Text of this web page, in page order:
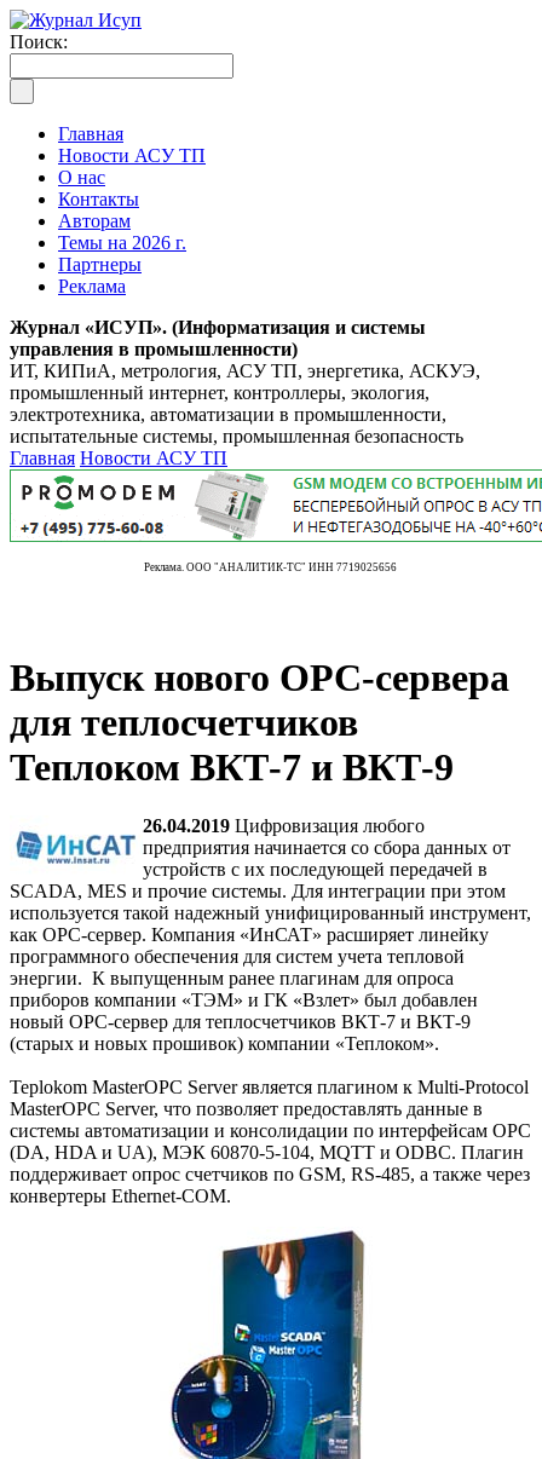
Поиск:
Главная
Новости АСУ ТП
О нас
Контакты
Авторам
Темы на 2026 г.
Партнеры
Реклама
Журнал «ИСУП». (Информатизация и системы
управления в промышленности)
ИТ, КИПиА, метрология, АСУ ТП, энергетика, АСКУЭ,
промышленный интернет, контроллеры, экология,
электротехника, автоматизации в промышленности,
испытательные системы, промышленная безопасность
Главная Новости АСУ ТП
Реклама. ООО "АНАЛИТИК-ТС" ИНН 7719025656
Выпуск нового OPC-сервера
для теплосчетчиков
Теплоком ВКТ-7 и ВКТ-9
26.04.2019 Цифровизация любого
предприятия начинается со сбора данных от
устройств с их последующей передачей в
SCADA, MES и прочие системы. Для интеграции при этом
используется такой надежный унифицированный инструмент,
как OPC-сервер. Компания «ИнСАТ» расширяет линейку
программного обеспечения для систем учета тепловой
энергии. К выпущенным ранее плагинам для опроса
приборов компании «ТЭМ» и ГК «Взлет» был добавлен
новый ОРС-сервер для теплосчетчиков ВКТ-7 и ВКТ-9
(старых и новых прошивок) компании «Теплоком».
Teplokom MasterOPC Server является плагином к Multi-Protocol
MasterOPC Server, что позволяет предоставлять данные в
системы автоматизации и консолидации по интерфейсам OPC
(DA, HDA и UA), МЭК 60870-5-104, MQTT и ODBC. Плагин
поддерживает опрос счетчиков по GSM, RS-485, а также через
конвертеры Ethernet-COM.